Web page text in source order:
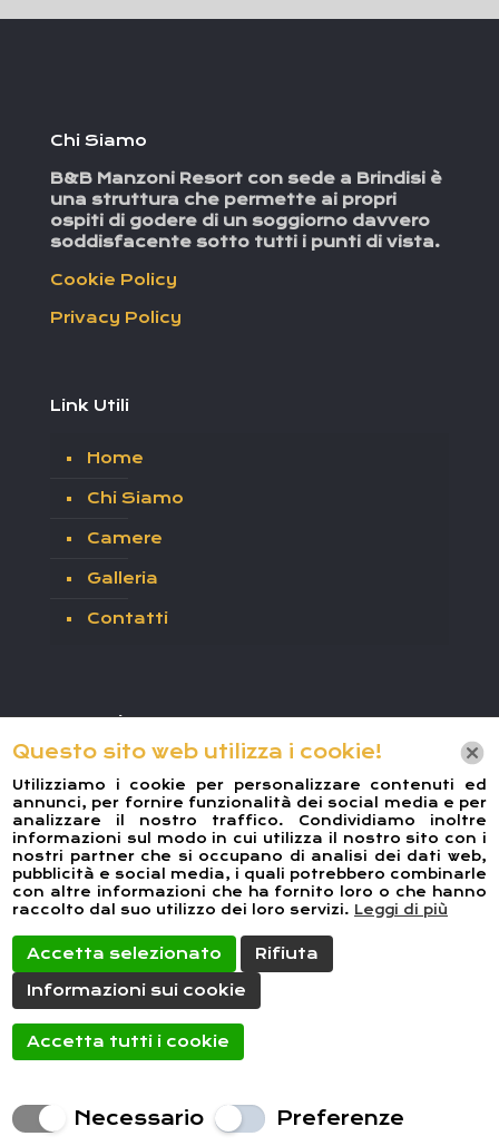
Chi Siamo
B&B Manzoni Resort con sede a Brindisi è
una struttura che permette ai propri
ospiti di godere di un soggiorno davvero
soddisfacente sotto tutti i punti di vista.
Cookie Policy
Privacy Policy
Link Utili
Home
Chi Siamo
Camere
Galleria
Contatti
Dove Siamo
Indirizzo: VIA ALESSANDRO MANZONI 15,
BRINDISI 72100
Telefono: +390831604856
Email: manzoniresort@alice.it
B Manzoni Resort Brindisi | Tutti i diritti
riservati.
Questo sito web utilizza i cookie!
Utilizziamo i cookie per personalizzare contenuti ed
annunci, per fornire funzionalità dei social media e per
analizzare il nostro traffico. Condividiamo inoltre
informazioni sul modo in cui utilizza il nostro sito con i
nostri partner che si occupano di analisi dei dati web,
pubblicità e social media, i quali potrebbero combinarle
con altre informazioni che ha fornito loro o che hanno
raccolto dal suo utilizzo dei loro servizi. Leggi di più
Accetta selezionato Rifiuta
Informazioni sui cookie
Accetta tutti i cookie
Necessario Preferenze